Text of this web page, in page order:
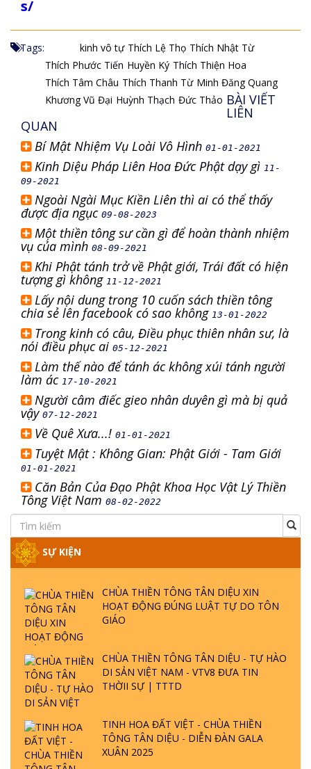
s/
Tags: kinh vô tự Thích Lệ Thọ Thích Nhật Từ
Thích Phước Tiến Huyền Ký Thích Thiện Hoa
Thích Tâm Châu Thích Thanh Từ Minh Đăng Quang
Khương Vũ Đại Huỳnh Thạch Đức Thảo BÀI VIẾT
LIÊN
QUAN
Bí Mật Nhiệm Vụ Loài Vô Hình 01-01-2021
Kinh Diệu Pháp Liên Hoa Đức Phật dạy gì 11-
09-2021
Ngoài Ngài Mục Kiền Liên thì ai có thể thấy
được địa ngục 09-08-2023
Một thiền tông sư cần gì để hoàn thành nhiệm
vụ của mình 08-09-2021
Khi Phật tánh trở về Phật giới, Trái đất có hiện
tượng gì không 11-12-2021
Lấy nội dung trong 10 cuốn sách thiền tông
chia sẻ lên facebook có sao không 13-01-2022
Trong kinh có câu, Điều phục thiên nhân sư, là
nói điều phục ai 05-12-2021
Làm thế nào để tánh ác không xúi tánh người
làm ác 17-10-2021
Người câm điếc gieo nhân duyên gì mà bị quả
vậy 07-12-2021
Về Quê Xưa...! 01-01-2021
Tuyệt Mật : Không Gian: Phật Giới - Tam Giới
01-01-2021
Căn Bản Của Đạo Phật Khoa Học Vật Lý Thiền
Tông Việt Nam 08-02-2022
SỰ KIỆN
CHÙA THIỀN TÔNG TÂN DIỆU XIN
HOẠT ĐỘNG ĐÚNG LUẬT TỰ DO TÔN
GIÁO
CHÙA THIỀN TÔNG TÂN DIỆU - TỰ HÀO
DI SẢN VIỆT NAM - VTV8 ĐƯA TIN
THỜII SỰ | TTTD
TINH HOA ĐẤT VIỆT - CHÙA THIỀN
TÔNG TÂN DIỆU - DIỄN ĐÀN GALA
XUÂN 2025